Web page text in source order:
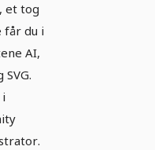
et tog
får du i
AI,
SVG.